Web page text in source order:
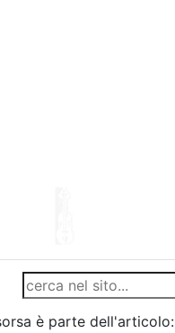
è parte dell'articolo: